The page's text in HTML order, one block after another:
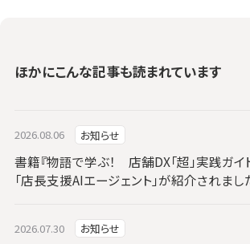
ほかにこんな記事も読まれています
2026.08.06 お知らせ
書籍『物語で学ぶ！ 店舗DX「超」実践ガイ
「店長支援AIエージェント」が紹介されまし
2026.07.30 お知らせ